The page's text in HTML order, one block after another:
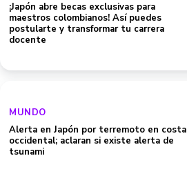
¡Japón abre becas exclusivas para
maestros colombianos! Así puedes
postularte y transformar tu carrera
docente
MUNDO
Alerta en Japón por terremoto en costa
occidental; aclaran si existe alerta de
tsunami